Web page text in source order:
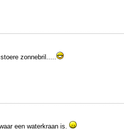
zonnebril.....
een waterkraan is.